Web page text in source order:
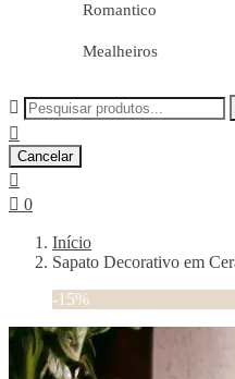
Romantico
Mealheiros


Cancelar

 0
Início
Sapato Decorativo em
-15%